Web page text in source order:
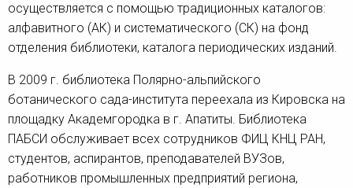
осуществляется с помощью традиционных каталогов:
алфавитного (АК) и систематического (СК) на фонд
отделения библиотеки, каталога периодических изданий.
В 2009 г. библиотека Полярно-альпийского
ботанического сада-института переехала из Кировска на
площадку Академгородка в г. Апатиты. Библиотека
ПАБСИ обслуживает всех сотрудников ФИЦ КНЦ РАН,
студентов, аспирантов, преподавателей ВУЗов,
работников промышленных предприятий региона,